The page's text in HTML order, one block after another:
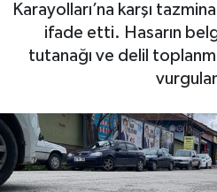
Karayolları’na karşı
ifade etti. Hasarın
tutanağı ve delil
MAGAZİN
EĞİTİM
BÖLGE
Haber Arşivi